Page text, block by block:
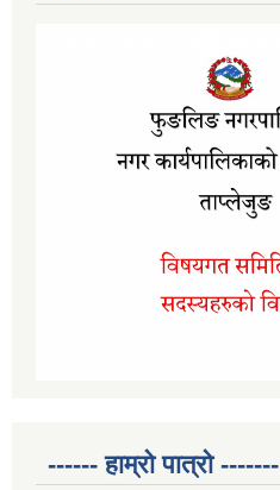
------ हाम्रो पात्रो -------